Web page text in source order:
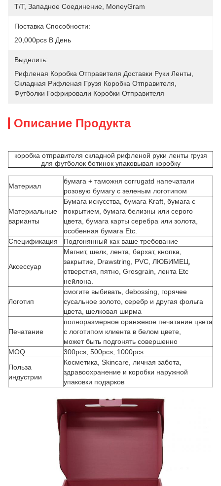
T/T, Западное Соединение, MoneyGram
Поставка Способности:
20,000pcs В День
Выделить:
Рифленая Коробка Отправителя Доставки Руки Ленты
Складная Рифленая Грузя Коробка Отправителя
Футболки Гофрировали Коробки Отправителя
Описание Продукта
коробка отправителя складной рифленой руки ленты грузя
для футболок ботинок упаковывая коробку
Материал
бумага + таможня corrugatd напечатали
розовую бумагу с зеленым логотипом
Материальные
варианты
Бумага искусства, бумага Kraft, бумага с
покрытием, бумага белизны или серого
цвета, бумага карты серебра или золота,
особенная бумага Etc.
Спецификация
Подгонянный как ваше требование
Аксессуар
Магнит, шелк, лента, бархат, кнопка,
закрытие, Drawstring, PVC, ЛЮБИМЕЦ,
отверстия, пятно, Grosgrain, лента Etc
нейлона.
Логотип
смогите выбивать, debossing, горячее
сусальное золото, серебр и другая фольга
цвета, шелковая ширма
Печатание
полноразмерное оранжевое печатание цвета
с логотипом клиента в белом цвете,
может быть подгонять совершенно
MOQ
300pcs, 500pcs, 1000pcs
Польза
индустрии
Косметика, Skincare, личная забота,
здравоохранение и коробки наружной
упаковки подарков